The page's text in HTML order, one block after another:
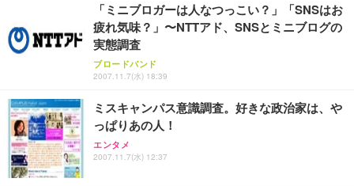
レスト 3Dヘッドレスト ハンガー付き 高反発クッシ
ョン PCチェア 通気性メッシュ ゲーミング/勉強/事
務用 おしゃれ パソコンチェア (ブラック)
￥7,680
Sezlife オフィスチェア デスクチェア 疲れない テレ
ワーク チェア 強化バックレスト 30度ロッキング機
レスト 3Dヘッドレスト ハンガー付き 高反発クッシ
ョン PCチェア 通気性メッシュ ゲーミング/勉強/事
務用 おしゃれ パソコンチェア (ホワイト)
￥7,680
ANDWINT オフィスチェア デスクチェア 肘なし メ
￥49,979
【整備済み品】Dell E2724HS 27インチ 液晶モニタ
ー フルHD（1920×1080）VA 非光沢 HDMI/DisplayP
応 ComfortView ビジネス向け
￥15,800
【MiniLED/24.5inch/280Hz/FHD】GRAPHT THE S
￥1,800
Smart Basic(スマートベーシック) 【Amazon.co.jp
限定】 Smart Basic アイリスオーヤマ ペットシーツ
￥3,670
アイリスオーヤマ ペットシーツ 超厚型 お徳用 レギ
「ミニブロガーは人なつっこい？」「SNSはお
疲れ気味？」〜NTTアド、SNSとミニブログの
実態調査
ブロードバンド
2007.11.7(水) 18:39
ミスキャンパス意識調査。好きな政治家は、や
っぱりあの人！
エンタメ
2007.11.7(水) 12:37